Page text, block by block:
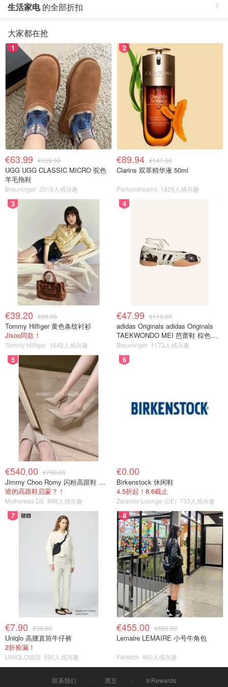
生活家电的全部折扣
大家都在抢
1
€63.99 €159.99
UGG UGG CLASSIC MICRO 驼色
羊毛拖鞋
Breuninger 2019人感兴趣
2
€89.94 €147.00
Clarins 双萃精华液 50ml
Parfumdreams 1829人感兴趣
3
€39.20 €99.90
Tommy Hilfiger 黄色条纹衬衫
Jisoo同款！
Tommy Hilfiger 1642人感兴趣
4
€47.99 €110.00
adidas Originals adidas Originals
TAEKWONDO MEI 芭蕾鞋 棕色米
色
Breuninger 1173人感兴趣
5
€540.00 €750.00
Jimmy Choo Romy 闪粉高跟鞋 米金色
谁的高跟鞋启蒙？！
Mytheresa DE 898人感兴趣
6
€0.00
Birkenstock 休闲鞋
4.5折起！8.6截止
Zalando Lounge (DE) 733人感兴趣
7
€7.90 €39.90
Uniqlo 高腰直筒牛仔裤
2折捡漏！
UNIQLO德国 590人感兴趣
8
€455.00 €650.00
Lemaire LEMAIRE 小号牛角包
Farfetch 460人感兴趣
联系我们 黑五 InRewards